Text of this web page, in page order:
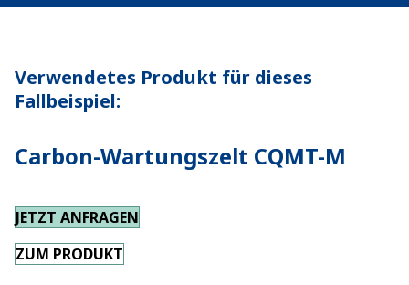
Verwendetes Produkt für dieses
Fallbeispiel:
Carbon-Wartungszelt CQMT-M
JETZT ANFRAGEN
ZUM PRODUKT